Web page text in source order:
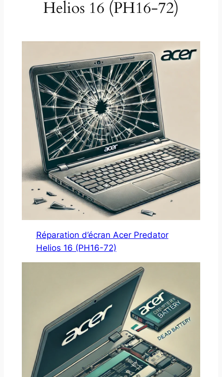
Helios 16 (PH16-72)
Réparation d’écran Acer Predator
Helios 16 (PH16-72)